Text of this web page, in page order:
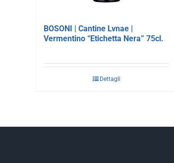
BOSONI | Cantine Lvnae |
Vermentino “Etichetta Nera” 75cl.
Dettagli